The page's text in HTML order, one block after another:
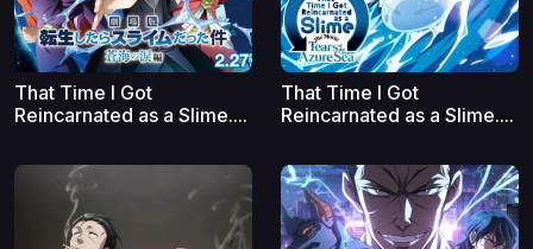
That Time I Got
Reincarnated as a Slime....
That Time I Got
Reincarnated as a Slime....